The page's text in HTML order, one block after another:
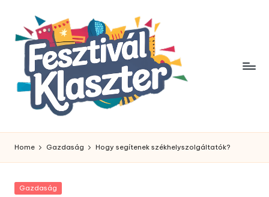
content
Home Gazdaság Hogy segítenek székhelyszolgáltatók?
Posted
Gazdaság